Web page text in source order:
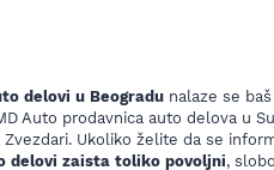
delovi u Beogradu nalaze se
Auto prodavnica auto delova u
Zvezdari. Ukoliko želite da se
delovi zaista toliko povoljni,